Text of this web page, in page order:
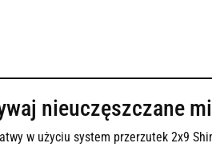
nieuczęszczane
w użyciu system przerzutek 2x9